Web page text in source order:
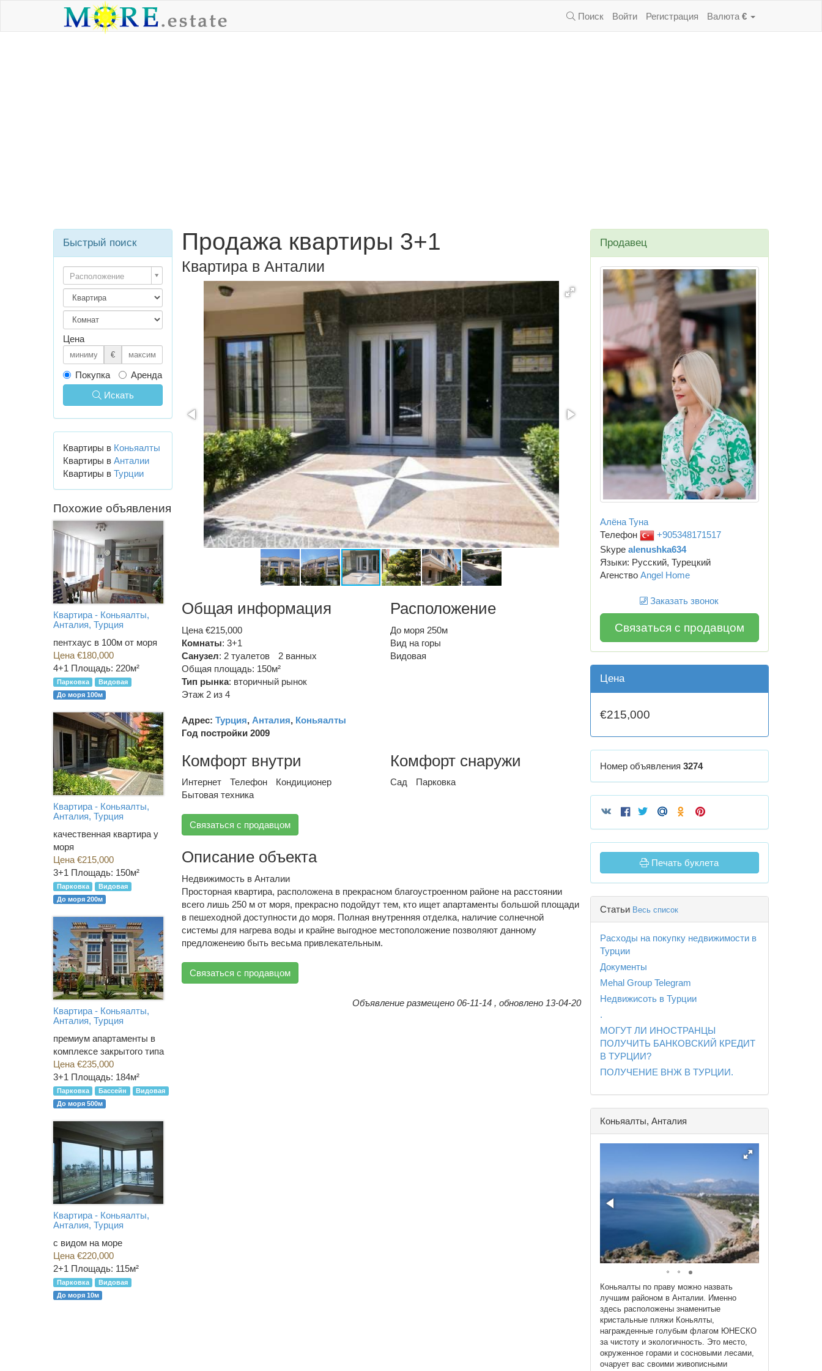
Поиск Войти Регистрация Валюта €
Продажа квартиры 3+1
Квартира в Анталии
Общая информация
Цена €215,000
Комнаты: 3+1
Санузел: 2 туалетов
2 ванных
Общая площадь: 150м²
Тип рынка: вторичный рынок
Этаж 2 из 4
Адрес: Турция, Анталия, Коньяалты
Год постройки 2009
Расположение
До моря 250м
Вид на горы
Видовая
Комфорт внутри
Интернет Телефон
Кондиционер
Бытовая техника
Комфорт снаружи
Сад Парковка
Связаться с продавцом
Описание объекта
Недвижимость в Анталии
Просторная квартира, расположена в прекрасном благоустроенном районе на расстоянии
всего лишь 250 м от моря, прекрасно подойдут тем, кто ищет апартаменты большой площади
в пешеходной доступности до моря. Полная внутренняя отделка, наличие солнечной
системы для нагрева воды и крайне выгодное местоположение позволяют данному
предложенеию быть весьма привлекательным.
Связаться с продавцом
Объявление размещено 06-11-14 , обновлено 13-04-20
Продавец
Алёна Туна
Телефон
+905348171517
Skype alenushka634
Языки: Русский, Турецкий
Агенство Angel Home
Заказать звонок
Связаться с продавцом
Цена
€215,000
Номер объявления 3274
Печать буклета
Статьи Весь список
Расходы на покупку недвижимости в
Турции
Документы
Mehal Group Telegram
Недвижисоть в Турции
.
МОГУТ ЛИ ИНОСТРАНЦЫ
ПОЛУЧИТЬ БАНКОВСКИЙ КРЕДИТ
В ТУРЦИИ?
ПОЛУЧЕНИЕ ВНЖ В ТУРЦИИ.
Коньяалты, Анталия
Коньяалты по праву можно назвать
лучшим районом в Анталии. Именно
здесь расположены знаменитые
кристальные пляжи Коньялты,
награжденные голубым флагом ЮНЕСКО
за чистоту и экологичность. Это место,
окруженное горами и сосновыми лесами,
очарует вас своими живописными
Быстрый поиск
Расположение
Цена
€
Покупка
Аренда
Искать
Квартиры в Коньяалты
Квартиры в Анталии
Квартиры в Турции
Похожие объявления
Квартира - Коньяалты,
Анталия, Турция
пентхаус в 100м от моря
Цена €180,000
4+1 Площадь: 220м²
Парковка
Видовая
До моря 100м
Квартира - Коньяалты,
Анталия, Турция
качественная квартира у
моря
Цена €215,000
3+1 Площадь: 150м²
Парковка
Видовая
До моря 200м
Квартира - Коньяалты,
Анталия, Турция
премиум апартаменты в
комплексе закрытого типа
Цена €235,000
3+1 Площадь: 184м²
Парковка Бассейн
Видовая
До моря 500м
Квартира - Коньяалты,
Анталия, Турция
с видом на море
Цена €220,000
2+1 Площадь: 115м²
Парковка
Видовая
До моря 10м